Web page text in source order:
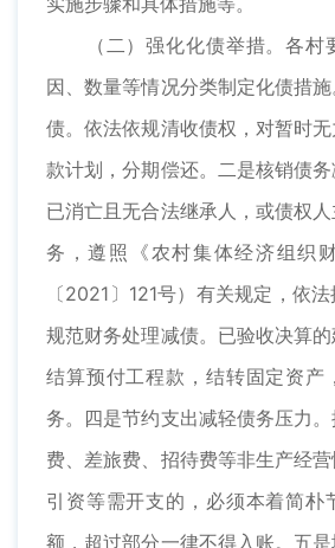
（二）强化化债举措。各村
因、数量等情况分类制定化债措
债。依法依规清收债权，对暂时
款计划，分期偿还。二是核销债
已消亡且无合法继承人，或债权
务，遵照《农村集体经济组织
〔2021〕121号）有关规定，依
规范财务处理减债。已验收决算
结算预付工程款，结转固定资产
务。四是节约支出减轻债务压力
费、差旅费、招待费等非生产经
引资等需开支的，必须本着简朴
额，超过部分一律不得入账。五